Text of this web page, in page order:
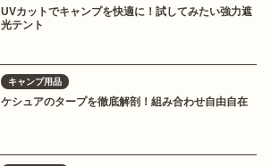
UVカットでキャンプを快適に！試してみたい強力遮
光テント
キャンプ用品
ケシュアのタープを徹底解剖！組み合わせ自由自在